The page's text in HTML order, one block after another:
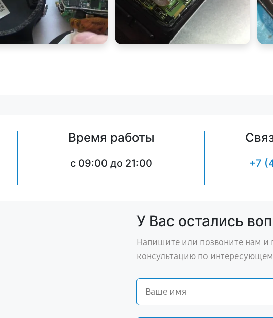
Время работы
c 09:00 до 21:00 +7
У Вас остались
Напишите или позвоните нам и
консультацию по